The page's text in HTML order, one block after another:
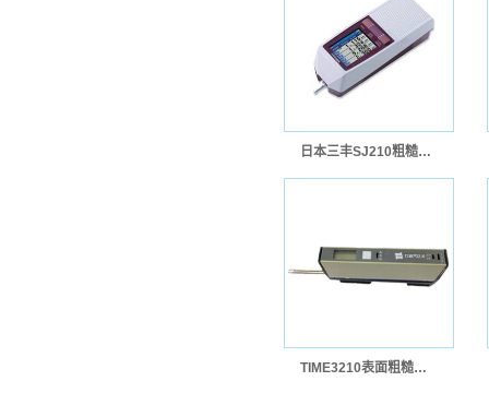
日本三丰SJ210粗糙度仪
TIME3210表面粗糙度仪